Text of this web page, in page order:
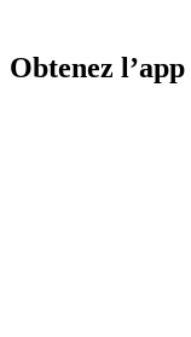
Obtenez